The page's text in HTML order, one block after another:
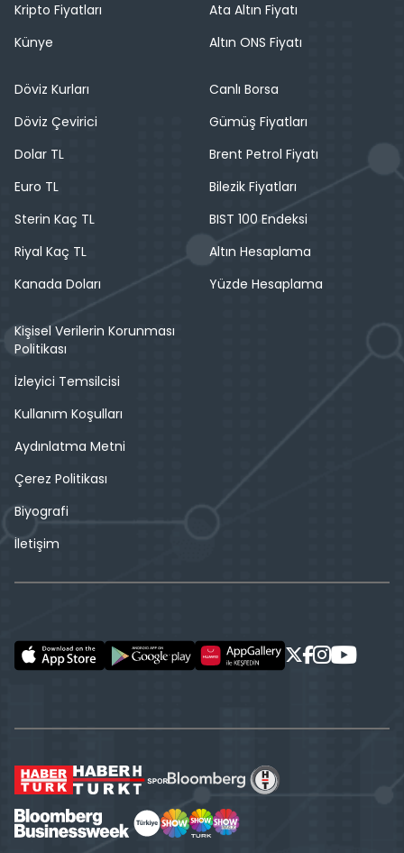
Kripto Fiyatları
Künye
Ata Altın Fiyatı
Altın ONS Fiyatı
Döviz Kurları
Döviz Çevirici
Dolar TL
Euro TL
Sterin Kaç TL
Riyal Kaç TL
Kanada Doları
Canlı Borsa
Gümüş Fiyatları
Brent Petrol Fiyatı
Bilezik Fiyatları
BIST 100 Endeksi
Altın Hesaplama
Yüzde Hesaplama
Kişisel Verilerin Korunması
Politikası
İzleyici Temsilcisi
Kullanım Koşulları
Aydınlatma Metni
Çerez Politikası
Biyografi
İletişim